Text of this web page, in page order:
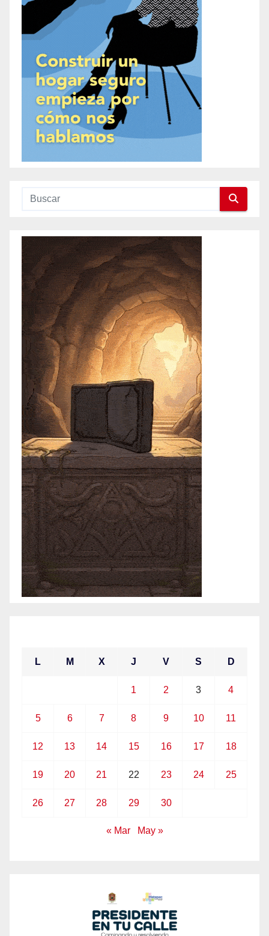
L M X J V S D
1 2 3 4
5 6 7 8 9 10 11
12 13 14 15 16 17 18
19 20 21 22 23 24 25
26 27 28 29 30
« Mar May »